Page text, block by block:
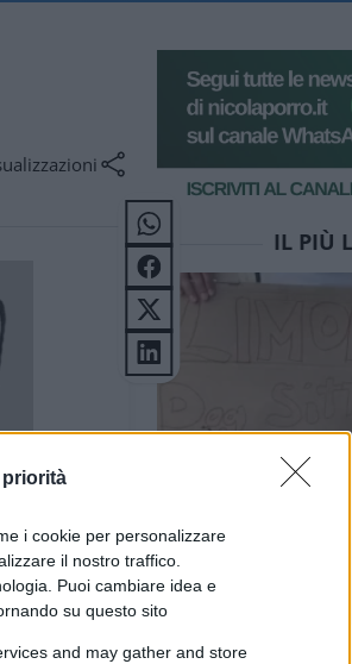
priorità
i cookie per personalizzare
il nostro traffico.
Puoi cambiare idea e
su questo sito
and may gather and store
IL PIÙ
SOCIETÀ